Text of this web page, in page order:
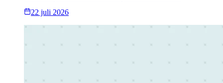
22 juli 2026